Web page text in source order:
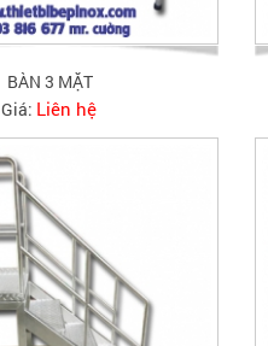
BÀN 3 MẶT
Giá: Liên hệ